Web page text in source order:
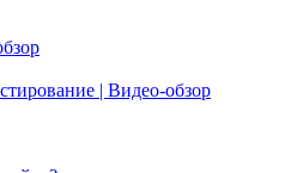
| Видео-обзор